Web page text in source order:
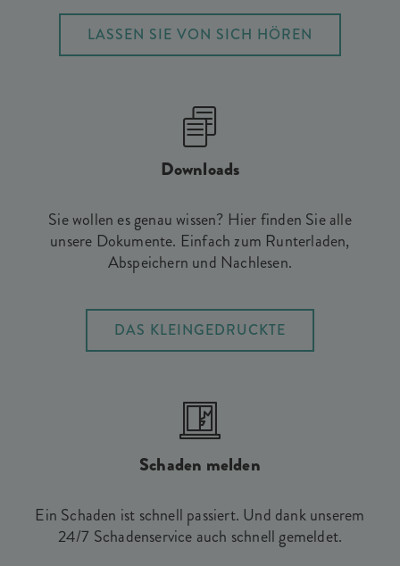
LASSEN SIE VON SICH HÖREN
Downloads
Sie wollen es genau wissen? Hier finden Sie alle
unsere Dokumente. Einfach zum Runterladen,
Abspeichern und Nachlesen.
DAS KLEINGEDRUCKTE
Schaden melden
Ein Schaden ist schnell passiert. Und dank unserem
24/7 Schadenservice auch schnell gemeldet.